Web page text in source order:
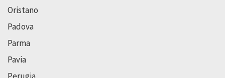
Oristano
Padova
Parma
Pavia